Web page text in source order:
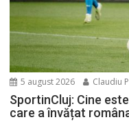
5 august 2026 Claudiu
SportinCluj: Cine
care a învățat